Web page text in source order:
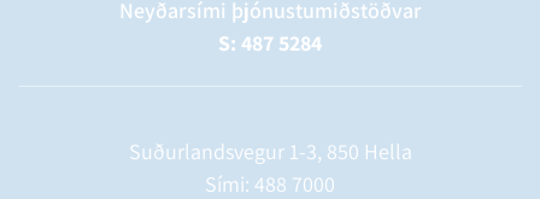
Neyðarsími þjónustumiðstöðvar
S: 487 5284
Suðurlandsvegur 1-3, 850 Hella
Sími: 488 7000